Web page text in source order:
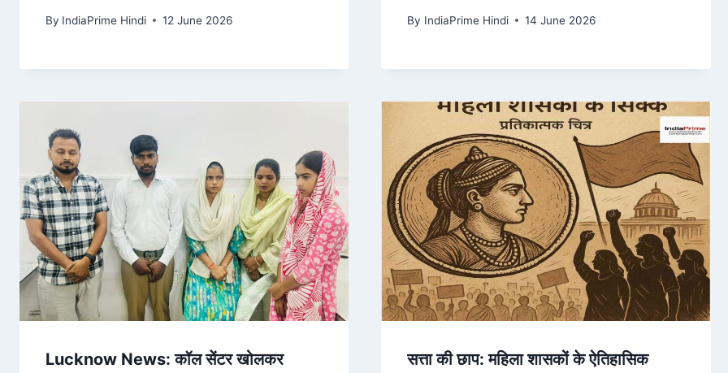
प्रतिवाद। – Vietnam.vn
By IndiaPrime Hindi 12 June 2026
नामुमकिन
By IndiaPrime Hindi 14 June 2026
Lucknow News: कॉल सेंटर खोलकर
सत्ता की छाप: महिला शासकों के ऐतिहासिक